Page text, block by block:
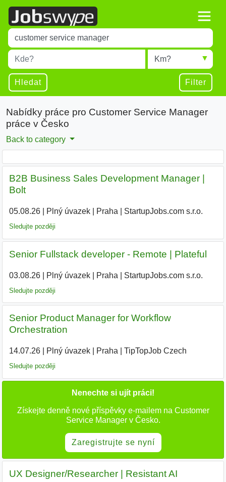
Title
Type 1 or more characters for results.
Místo
Type 1 or more characters for results.
Radius
Hledat Filter
Nabídky práce pro Customer Service Manager
práce v Česko
Back to category
B2B Business Sales Development Manager |
Bolt
05.08.26| Plný úvazek| Praha StartupJobs.com s.r.o.
Sledujte později
Senior Fullstack developer - Remote | Plateful
03.08.26| Plný úvazek| Praha StartupJobs.com s.r.o.
Sledujte později
Senior Product Manager for Workflow
Orchestration
14.07.26| Plný úvazek| Praha TipTopJob Czech
Sledujte později
Nenechte si ujít práci!
Získejte denně nové příspěvky e-mailem na Customer
Service Manager v Česko.
Zaregistrujte se nyní
UX Designer/Researcher | Resistant AI